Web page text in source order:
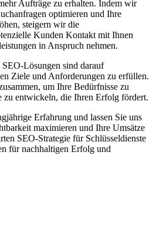
Aufträge zu erhalten. Indem wir
optimieren und Ihre
steigern wir die
Kunden Kontakt mit Ihnen
in Anspruch nehmen.
SEO-Lösungen sind darauf
Ziele und Anforderungen zu erfüllen.
um Ihre Bedürfnisse zu
zu entwickeln, die Ihren Erfolg fördert.
Erfahrung und lassen Sie uns
maximieren und Ihre Umsätze
SEO-Strategie für Schlüsseldienste
für nachhaltigen Erfolg und